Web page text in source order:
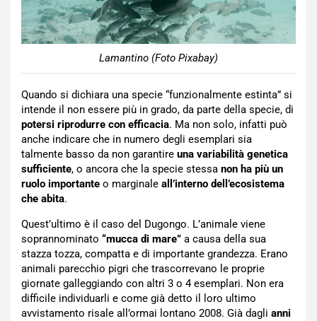
Lamantino (Foto Pixabay)
Quando si dichiara una specie “funzionalmente estinta” si
intende il non essere più in grado, da parte della specie, di
potersi riprodurre con efficacia. Ma non solo, infatti può
anche indicare che in numero degli esemplari sia
talmente basso da non garantire una variabilità genetica
sufficiente, o ancora che la specie stessa non ha più un
ruolo importante o marginale all’interno dell’ecosistema
che abita.
Quest’ultimo è il caso del Dugongo. L’animale viene
soprannominato “mucca di mare” a causa della sua
stazza tozza, compatta e di importante grandezza. Erano
animali parecchio pigri che trascorrevano le proprie
giornate galleggiando con altri 3 o 4 esemplari. Non era
difficile individuarli e come già detto il loro ultimo
avvistamento risale all’ormai lontano 2008. Già dagli anni